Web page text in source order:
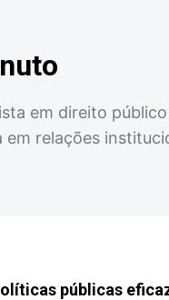
em direito
em relações
públicas